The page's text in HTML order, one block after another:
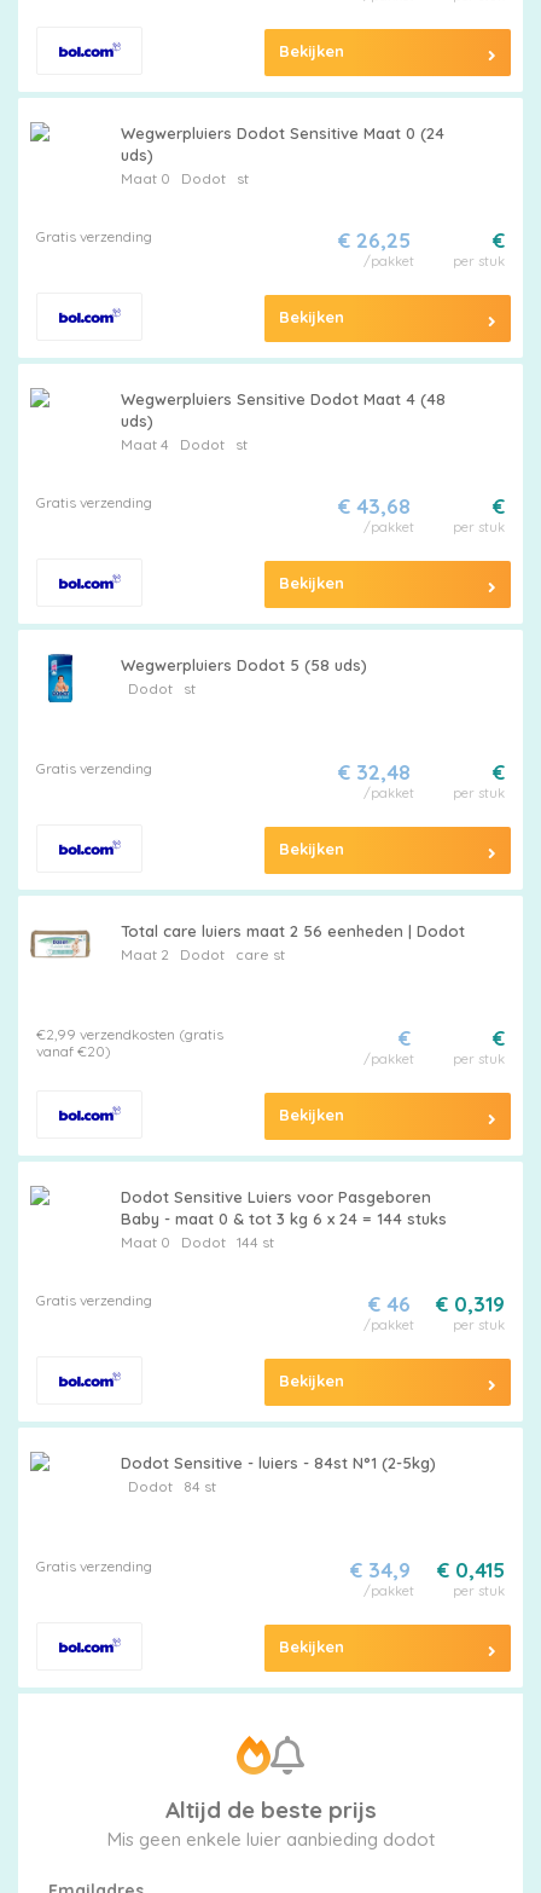
Bekijken
Wegwerpluiers Dodot Sensitive Maat 0 (24
uds)
Maat 0 Dodotst
Gratis verzending €
per stuk
€ 26,25
/pakket
Bekijken
Wegwerpluiers Sensitive Dodot Maat 4 (48
uds)
Maat 4 Dodotst
Gratis verzending €
per stuk
€ 43,68
/pakket
Bekijken
Wegwerpluiers Dodot 5 (58 uds)
Dodotst
Gratis verzending €
per stuk
€ 32,48
/pakket
Bekijken
Total care luiers maat 2 56 eenheden | Dodot
Maat 2 Dodotcare st
€2,99 verzendkosten (gratis
vanaf €20)
€
per stuk
€
/pakket
Bekijken
Dodot Sensitive Luiers voor Pasgeboren
Baby - maat 0 & tot 3 kg 6 x 24 = 144 stuks
Maat 0 Dodot144 st
Gratis verzending € 0,319
per stuk
€ 46
/pakket
Bekijken
Dodot Sensitive - luiers - 84st N°1 (2-5kg)
Dodot84 st
Gratis verzending € 0,415
per stuk
€ 34,9
/pakket
Bekijken
Altijd de beste prijs
Mis geen enkele luier aanbieding dodot